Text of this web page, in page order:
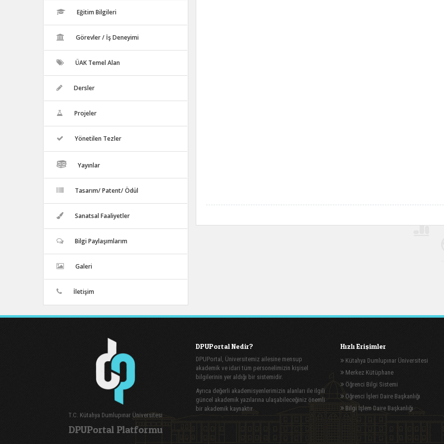
Eğitim Bilgileri
Görevler / İş Deneyimi
ÜAK Temel Alan
Dersler
Projeler
Yönetilen Tezler
Yayınlar
Tasarım/ Patent/ Ödül
Sanatsal Faaliyetler
Bilgi Paylaşımlarım
Galeri
İletişim
T.C. Kütahya Dumlupınar Üniversitesi
DPUPortal Platformu
DPUPortal Nedir?
DPUPortal, Üniversitemiz ailesine mensup
akademik ve idari tüm personelimizin kişisel
bilgilerinin yer aldığı bir sistemidir.
Ayrıca değerli akademisyenlerimizin alanları ile ilgili
güncel akademik yazılarına ulaşabileceğiniz önemli
bir akademik kaynaktır.
Hızlı Erişimler
Kütahya Dumlupınar Üniversitesi
Merkez Kütüphane
Öğrenci Bilgi Sistemi
Öğrenci İşleri Daire Başkanlığı
Bilgi İşlem Daire Başkanlığı